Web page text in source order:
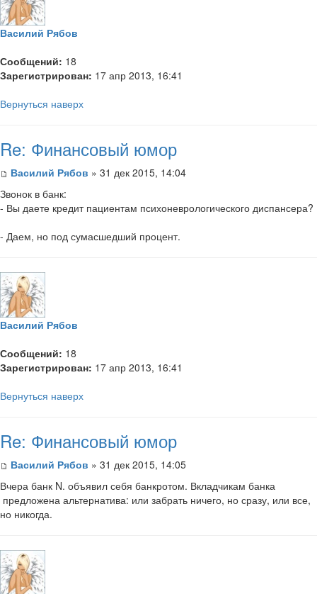
Василий Рябов
Сообщений: 18
Зарегистрирован: 17 апр 2013, 16:41
Вернуться наверх
Re: Финансовый юмор
Василий Рябов » 31 дек 2015, 14:04
Звонок в банк:
- Вы даете кредит пациентам психоневрологического диспансера?
- Даем, но под сумасшедший процент.
Василий Рябов
Сообщений: 18
Зарегистрирован: 17 апр 2013, 16:41
Вернуться наверх
Re: Финансовый юмор
Василий Рябов » 31 дек 2015, 14:05
Вчера банк N. объявил себя банкротом. Вкладчикам банка
предложена альтернатива: или забрать ничего, но сразу, или все,
но никогда.